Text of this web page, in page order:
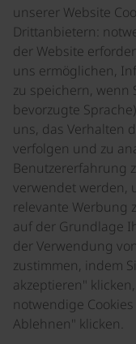
unserer Website
Drittanbietern:
der Website
uns ermöglichen,
zu speichern, wenn
bevorzugte
uns, das Verhalten
verfolgen und zu
Benutzererfahrung
verwendet werden,
relevante Werbung
auf der Grundlage
der Verwendung
zustimmen, indem
akzeptieren"
notwendige
Ablehnen" klicken.